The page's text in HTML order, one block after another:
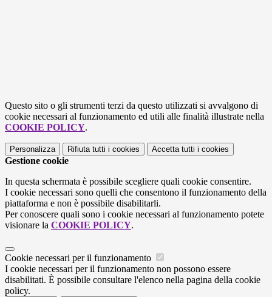
Questo sito o gli strumenti terzi da questo utilizzati si avvalgono di
cookie necessari al funzionamento ed utili alle finalità illustrate nella
COOKIE POLICY.
Personalizza Rifiuta tutti i cookies Accetta tutti i cookies
Gestione cookie
In questa schermata è possibile scegliere quali cookie consentire.
I cookie necessari sono quelli che consentono il funzionamento della
piattaforma e non è possibile disabilitarli.
Per conoscere quali sono i cookie necessari al funzionamento potete
visionare la COOKIE POLICY.
Cookie necessari per il funzionamento
I cookie necessari per il funzionamento non possono essere
disabilitati. È possibile consultare l'elenco nella pagina della cookie
policy.